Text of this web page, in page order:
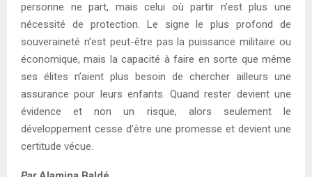
personne ne part, mais celui où partir n’est plus une
nécessité de protection. Le signe le plus profond de
souveraineté n’est peut-être pas la puissance militaire ou
économique, mais la capacité à faire en sorte que même
ses élites n’aient plus besoin de chercher ailleurs une
assurance pour leurs enfants. Quand rester devient une
évidence et non un risque, alors seulement le
développement cesse d’être une promesse et devient une
certitude vécue.